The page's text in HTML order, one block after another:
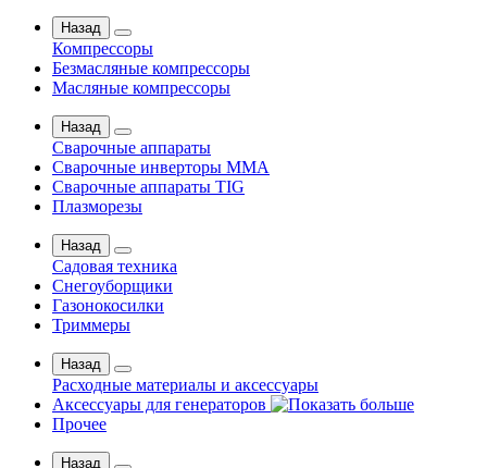
Назад
Компрессоры
Безмасляные компрессоры
Масляные компрессоры
Назад
Сварочные аппараты
Сварочные инверторы MMA
Сварочные аппараты TIG
Плазморезы
Назад
Садовая техника
Снегоуборщики
Газонокосилки
Триммеры
Назад
Расходные материалы и аксессуары
Аксессуары для генераторов
Прочее
Назад